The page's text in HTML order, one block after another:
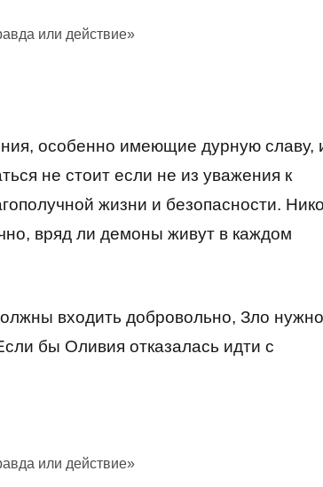
или действие»
особенно имеющие дурную славу,
не стоит если не из уважения к
жизни и безопасности.
вряд ли демоны живут в каждом
входить добровольно, Зло нужно
бы Оливия отказалась идти с
или действие»